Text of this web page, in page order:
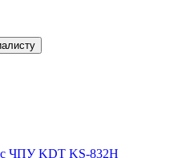
с ЧПУ KDT KS-832H